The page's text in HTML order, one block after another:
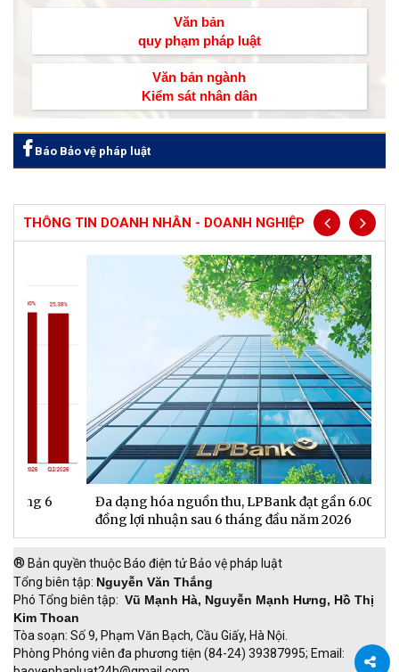
Văn bản
quy phạm pháp luật
Văn bản ngành
Kiểm sát nhân dân
Báo Bảo vệ pháp luật
THÔNG TIN DOANH NHÂN - DOANH NGHIỆP
Đa dạng hóa nguồn thu, LPBank đạt gần 6.000 tỉ
đồng lợi nhuận sau 6 tháng đầu năm 2026
® Bản quyền thuộc Báo điện tử Bảo vệ pháp luật
Tổng biên tập: Nguyễn Văn Thắng
Phó Tổng biên tập: Vũ Mạnh Hà, Nguyễn Mạnh Hưng, Hồ Thị
Kim Thoan
Tòa soạn: Số 9, Phạm Văn Bạch, Cầu Giấy, Hà Nội.
Phòng Phóng viên đa phương tiện (84-24) 39387995; Email: